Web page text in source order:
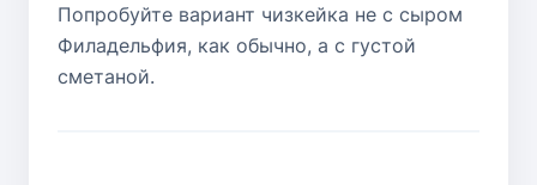
Попробуйте вариант чизкейка не с сыром
Филадельфия, как обычно, а с густой
сметаной.